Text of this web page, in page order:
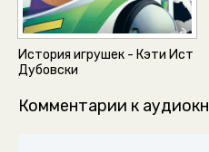
История игрушек - Кэти Ист
Дубовски
Комментарии к